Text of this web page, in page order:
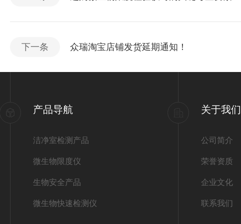
下一条 众瑞淘宝店铺发货延期通知！
产品导航
洁净室检测产品
微生物限度仪
生物安全产品
微生物快速检测仪
关于我们
公司简介
荣誉资质
企业文化
联系我们